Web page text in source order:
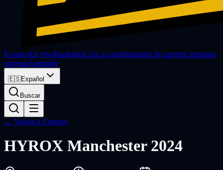
EventosEn vivoRankingsCara a caraSimulador de carreraComparar
carrerasAprender
🇪🇸Español
Buscar
← Volver a Eventos
HYROX Manchester 2024